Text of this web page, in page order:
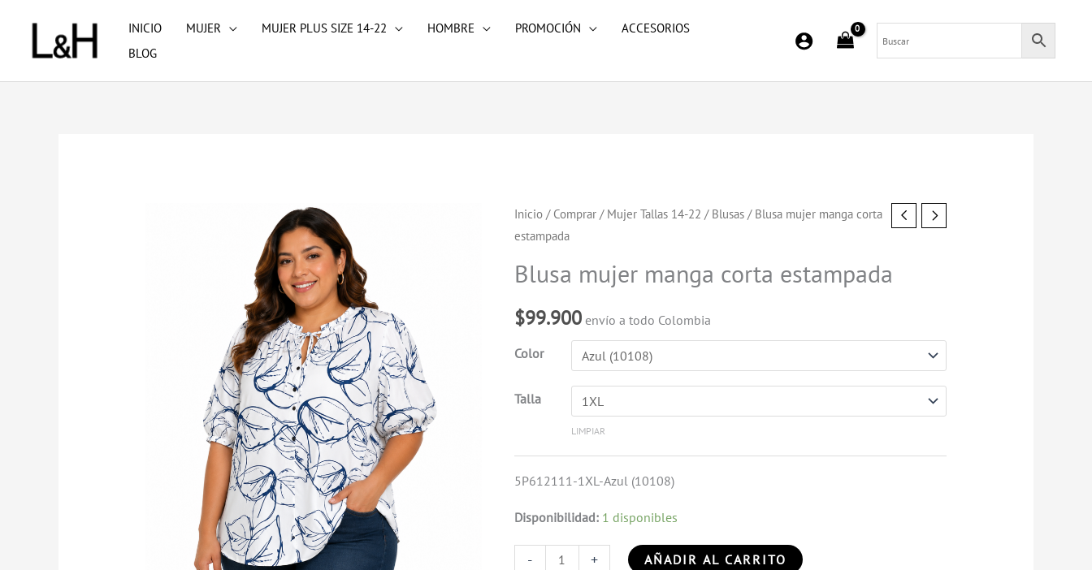
contenido
INICIO MUJER MUJER PLUS SIZE 14-22 HOMBRE PROMOCIÓN
ACCESORIOS
BLOG
Inicio/ Comprar/ Mujer Tallas 14-22 / Blusas/ Blusa mujer manga corta
estampada
Blusa mujer manga corta estampada
$99.900 envío a todo Colombia
Color
Talla
LIMPIAR
5P612111-1XL-Azul (10108)
Disponibilidad: 1 disponibles
-
Blusa
mujer
corta
estampada
cantidad
+ AÑADIR AL CARRITO